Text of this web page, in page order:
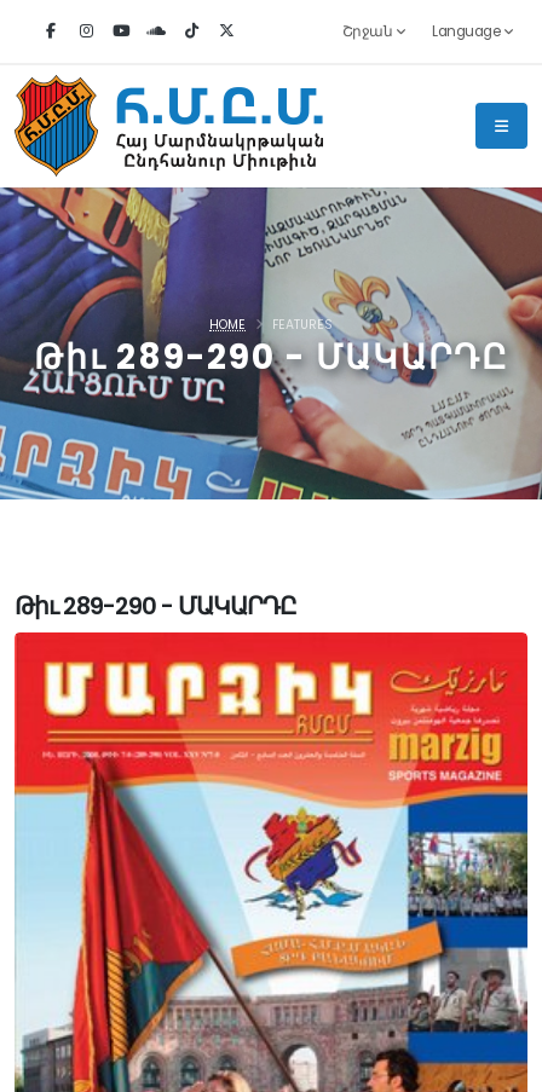
Շրջան Language
Թիւ 289-290 - ՄԱԿԱՐԴԸ
HOME FEATURES
Թիւ 289-290 - ՄԱԿԱՐԴԸ